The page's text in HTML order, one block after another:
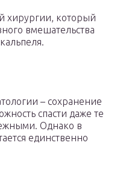
хирургии, который
вмешательства
– сохранение
спасти даже те
Однако в
единственно